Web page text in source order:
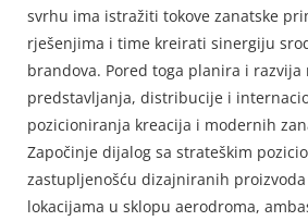
svrhu ima istražiti tokove zanatske
rješenjima i time kreirati sinergiju
brandova. Pored toga planira i razvija
predstavljanja, distribucije i
pozicioniranja kreacija i modernih
Započinje dijalog sa strateškim
zastupljenošću dizajniranih
lokacijama u sklopu aerodroma,